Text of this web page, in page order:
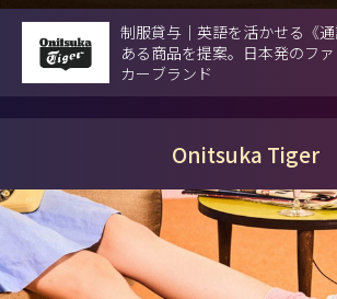
制服貸与｜英語を活かせる《
ある商品を提案。日本発のフ
カーブランド
Onitsuka Tiger